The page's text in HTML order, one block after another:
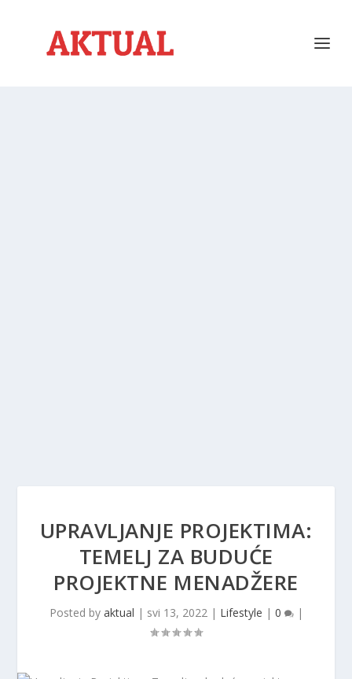
UPRAVLJANJE PROJEKTIMA:
TEMELJ ZA BUDUĆE
PROJEKTNE MENADŽERE
Posted by aktual | svi 13, 2022| Lifestyle | 0 |